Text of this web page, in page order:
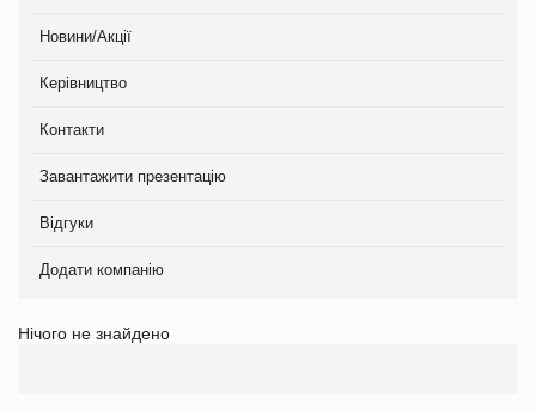
Новини/Акції
Керівництво
Контакти
Завантажити презентацію
Відгуки
Додати компанію
Нічого не знайдено